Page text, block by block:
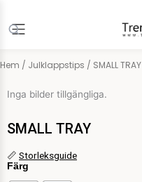
innehåll
Hem / Julklappstips / SMALL TRAY
Inga bilder tillgängliga.
SMALL TRAY
📏 Storleksguide
Färg
SMALL
TRAY